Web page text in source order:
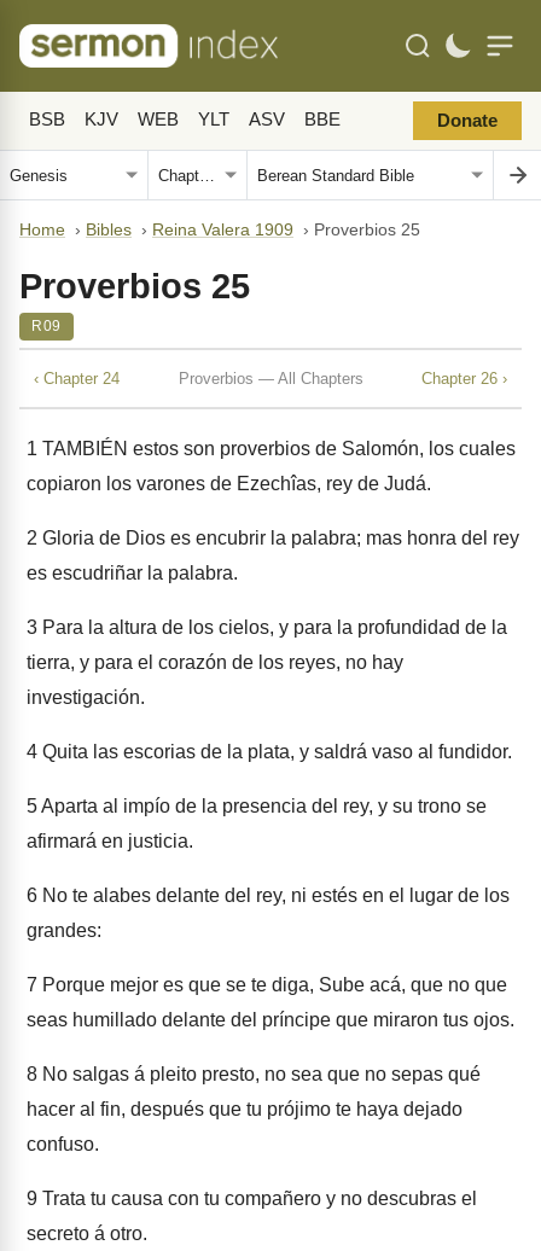
BSB KJV WEB YLT ASV BBE Donate
Home › Bibles › Reina Valera 1909 › Proverbios 25
Proverbios 25
R09
‹ Chapter 24 Proverbios — All Chapters Chapter 26 ›
1 TAMBIÉN estos son proverbios de Salomón, los cuales
copiaron los varones de Ezechîas, rey de Judá.
2 Gloria de Dios es encubrir la palabra; mas honra del rey
es escudriñar la palabra.
3 Para la altura de los cielos, y para la profundidad de la
tierra, y para el corazón de los reyes, no hay
investigación.
4 Quita las escorias de la plata, y saldrá vaso al fundidor.
5Aparta al impío de la presencia del rey, y su trono se
afirmará en justicia.
6 No te alabes delante del rey, ni estés en el lugar de los
grandes:
7 Porque mejor es que se te diga, Sube acá, que no que
seas humillado delante del príncipe que miraron tus ojos.
8 No salgas á pleito presto, no sea que no sepas qué
hacer al fin, después que tu prójimo te haya dejado
confuso.
9 Trata tu causa con tu compañero y no descubras el
secreto á otro.